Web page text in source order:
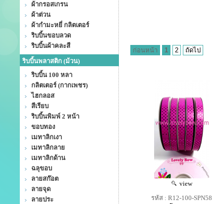
ผ้ากรอสเกรน
ผ้าต่วน
ผ้ากำมะหยี่ กลิตเตอร์
ริบบิ้นขอบลวด
ริบบิ้นผ้าคละสี
ริบบิ้นพลาสติก (ม้วน)
ริบบิ้น 100 หลา
กลิตเตอร์ (กากเพชร)
ไฮกลอส
สีเรียบ
ริบบิ้นพิมพ์ 2 หน้า
ขอบทอง
เมทาลิกเงา
เมทาลิกลาย
เมทาลิกด้าน
ฉลุขอบ
ลายสก๊อต
ลายจุด
ลายประ
ก่อนหน้า 1 2 ถัดไป
view
รหัส : R12-100-SPN58